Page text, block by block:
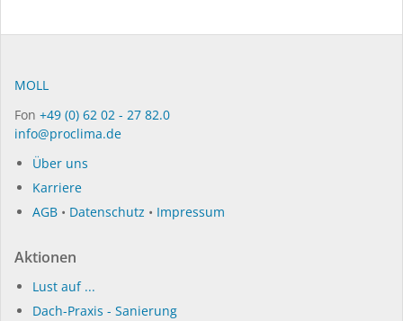
MOLL
Fon +49 (0) 62 02 - 27 82.0
info@proclima.de
Über uns
Karriere
AGB • Datenschutz • Impressum
Aktionen
Lust auf ...
Dach-Praxis - Sanierung